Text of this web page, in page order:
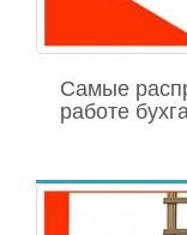
Самые
работе